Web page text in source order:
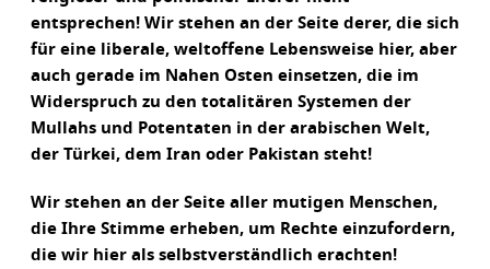
entsprechen! Wir stehen an der Seite derer, die sich
für eine liberale, weltoffene Lebensweise hier, aber
auch gerade im Nahen Osten einsetzen, die im
Widerspruch zu den totalitären Systemen der
Mullahs und Potentaten in der arabischen Welt,
der Türkei, dem Iran oder Pakistan steht!
Wir stehen an der Seite aller mutigen Menschen,
die Ihre Stimme erheben, um Rechte einzufordern,
die wir hier als selbstverständlich erachten!